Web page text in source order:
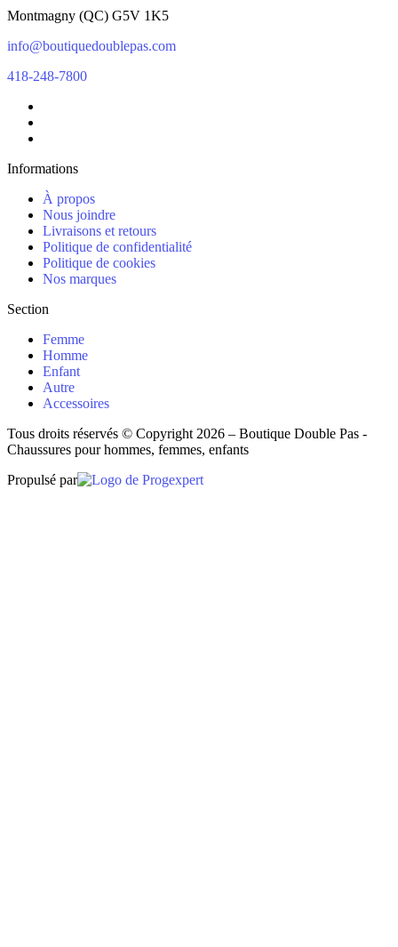
Montmagny (QC) G5V 1K5
info@boutiquedoublepas.com
418-248-7800
Informations
À propos
Nous joindre
Livraisons et retours
Politique de confidentialité
Politique de cookies
Nos marques
Section
Femme
Homme
Enfant
Autre
Accessoires
Tous droits réservés © Copyright 2026 – Boutique Double Pas -
Chaussures pour hommes, femmes, enfants
Propulsé par